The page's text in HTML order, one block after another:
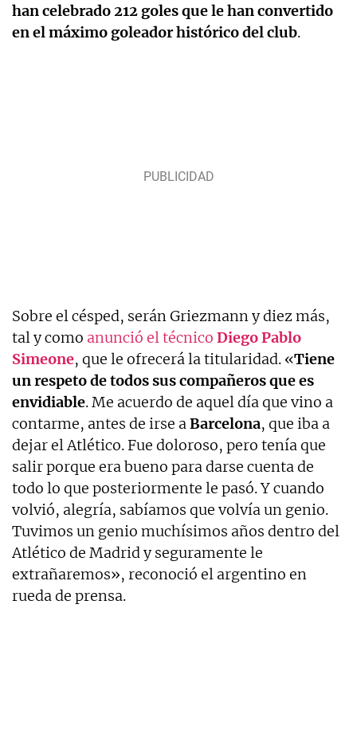
han celebrado 212 goles que le han convertido
en el máximo goleador histórico del club.
Sobre el césped, serán Griezmann y diez más,
tal y como anunció el técnico Diego Pablo
Simeone, que le ofrecerá la titularidad. «Tiene
un respeto de todos sus compañeros que es
envidiable. Me acuerdo de aquel día que vino a
contarme, antes de irse aBarcelona, que iba a
dejar el Atlético. Fue doloroso, pero tenía que
salir porque era bueno para darse cuenta de
todo lo que posteriormente le pasó. Y cuando
volvió, alegría, sabíamos que volvía un genio.
Tuvimos un genio muchísimos años dentro del
Atlético de Madrid y seguramente le
extrañaremos», reconoció el argentino en
rueda de prensa.